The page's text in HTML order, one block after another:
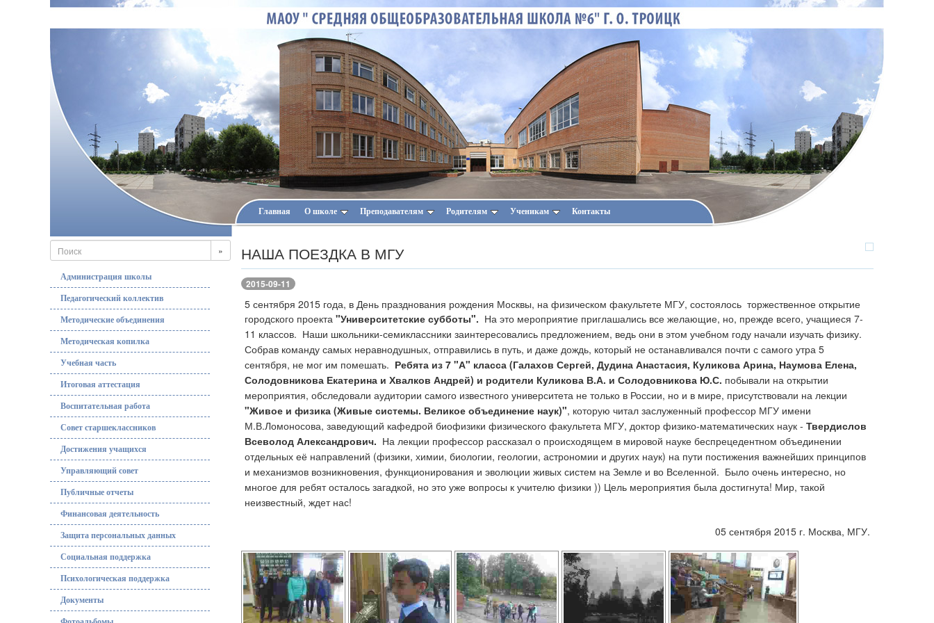
Главная О школе Преподавателям Родителям Ученикам Контакты
»
Администрация школы
Педагогический коллектив
Методические объединения
Методическая копилка
Учебная часть
Итоговая аттестация
Воспитательная работа
Совет старшеклассников
Достижения учащихся
Управляющий совет
Публичные отчеты
Финансовая деятельность
Защита персональных данных
Социальная поддержка
Психологическая поддержка
Документы
НАША ПОЕЗДКА В МГУ
2015-09-11
5 сентября 2015 года, в День празднования рождения Москвы, на физическом факультете МГУ, состоялось торжественное открытие
городского проекта "Университетские субботы". На это мероприятие приглашались все желающие, но, прежде всего, учащиеся 7-
11 классов. Наши школьники-семиклассники заинтересовались предложением, ведь они в этом учебном году начали изучать физику.
Собрав команду самых неравнодушных, отправились в путь, и даже дождь, который не останавливался почти с самого утра 5
сентября, не мог им помешать. Ребята из 7 "А" класса (Галахов Сергей, Дудина Анастасия, Куликова Арина, Наумова Елена,
Солодовникова Екатерина и Хвалков Андрей) и родители Куликова В.А. и Солодовникова Ю.С. побывали на открытии
мероприятия, обследовали аудитории самого известного университета не только в России, но и в мире, присутствовали на лекции
"Живое и физика (Живые системы. Великое объединение наук)", которую читал заслуженный профессор МГУ имени
М.В.Ломоносова, заведующий кафедрой биофизики физического факультета МГУ, доктор физико-математических наук - Твердислов
Всеволод Александрович. На лекции профессор рассказал о происходящем в мировой науке беспрецедентном объединении
отдельных её направлений (физики, химии, биологии, геологии, астрономии и других наук) на пути постижения важнейших принципов
и механизмов возникновения, функционирования и эволюции живых систем на Земле и во Вселенной. Было очень интересно, но
многое для ребят осталось загадкой, но это уже вопросы к учителю физики )) Цель мероприятия была достигнута! Мир, такой
неизвестный, ждет нас!
05 сентября 2015 г. Москва, МГУ.